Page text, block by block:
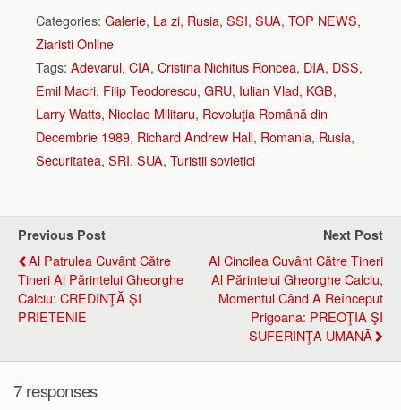
Categories: Galerie, La zi, Rusia, SSI, SUA, TOP NEWS,
Ziaristi Online
Tags: Adevarul, CIA, Cristina Nichitus Roncea, DIA, DSS,
Emil Macri, Filip Teodorescu, GRU, Iulian Vlad, KGB,
Larry Watts, Nicolae Militaru, Revoluţia Română din
Decembrie 1989, Richard Andrew Hall, Romania, Rusia,
Securitatea, SRI, SUA, Turistii sovietici
Previous Post
Al Patrulea Cuvânt Către
Tineri Al Părintelui Gheorghe
Calciu: CREDINŢĂ ŞI
PRIETENIE
Next Post
Al Cincilea Cuvânt Către Tineri
Al Părintelui Gheorghe Calciu,
Momentul Când A Reînceput
Prigoana: PREOŢIA ŞI
SUFERINŢA UMANĂ
7 responses